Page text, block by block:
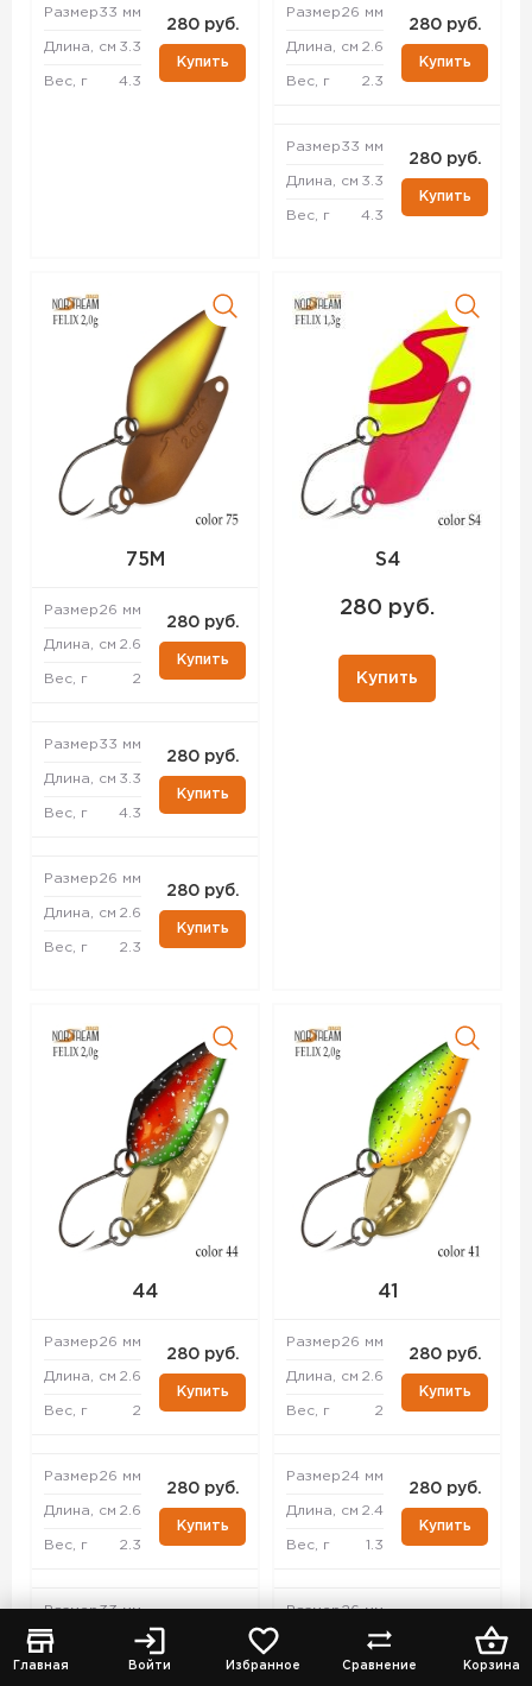
Главная Войти Избранное Сравнение Корзина
Размер33 мм
Длина, см 3.3
Вес, г 4.3
280 руб.
Купить
Размер26 мм
Длина, см 2.6
Вес, г 2.3
280 руб.
Купить
Размер33 мм
Длина, см 3.3
Вес, г 4.3
280 руб.
Купить
75M
Размер26 мм
Длина, см 2.6
Вес, г 2
280 руб.
Купить
Размер33 мм
Длина, см 3.3
Вес, г 4.3
280 руб.
Купить
Размер26 мм
Длина, см 2.6
Вес, г 2.3
280 руб.
Купить
S4
280 руб.
Купить
44
Размер26 мм
Длина, см 2.6
Вес, г 2
280 руб.
Купить
Размер26 мм
Длина, см 2.6
Вес, г 2.3
280 руб.
Купить
Размер33 мм
Длина, см 3.3
Купить
41
Размер26 мм
Длина, см 2.6
Вес, г 2
280 руб.
Купить
Размер24 мм
Длина, см 2.4
Вес, г 1.3
280 руб.
Купить
Размер26 мм
2.6
Купить